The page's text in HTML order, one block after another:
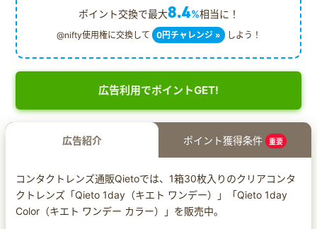
ポイント交換で最大8.4%相当に！
@nifty使用権に交換して 0円チャレンジ » しよう！
広告利用でポイントGET!
広告紹介 ポイント獲得条件 重要
コンタクトレンズ通販Qietoでは、1箱30枚入りのクリアコンタ
クトレンズ「Qieto 1day（キエト ワンデー）」「Qieto 1day
Color（キエト ワンデー カラー）」を販売中。